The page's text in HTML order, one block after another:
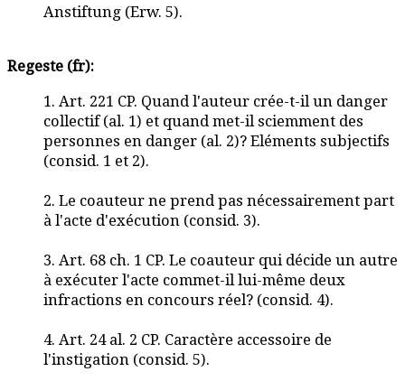
Anstiftung (Erw. 5).
Regeste (fr):
1. Art. 221 CP. Quand l'auteur crée-t-il un danger
collectif (al. 1) et quand met-il sciemment des
personnes en danger (al. 2)? Eléments subjectifs
(consid. 1 et 2).
2. Le coauteur ne prend pas nécessairement part
à l'acte d'exécution (consid. 3).
3. Art. 68 ch. 1 CP. Le coauteur qui décide un autre
à exécuter l'acte commet-il lui-même deux
infractions en concours réel? (consid. 4).
4. Art. 24 al. 2 CP. Caractère accessoire de
l'instigation (consid. 5).